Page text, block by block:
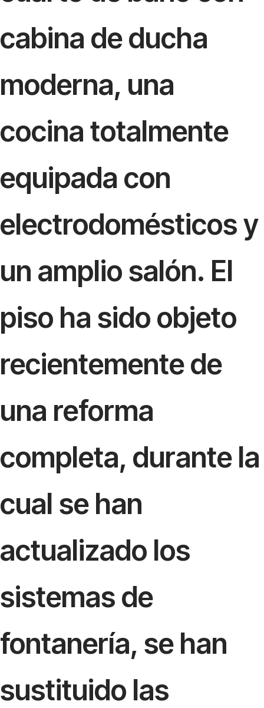
cabina de ducha
moderna, una
cocina totalmente
equipada con
electrodomésticos y
un amplio salón. El
piso ha sido objeto
recientemente de
una reforma
completa, durante la
cual se han
actualizado los
sistemas de
fontanería, se han
sustituido las